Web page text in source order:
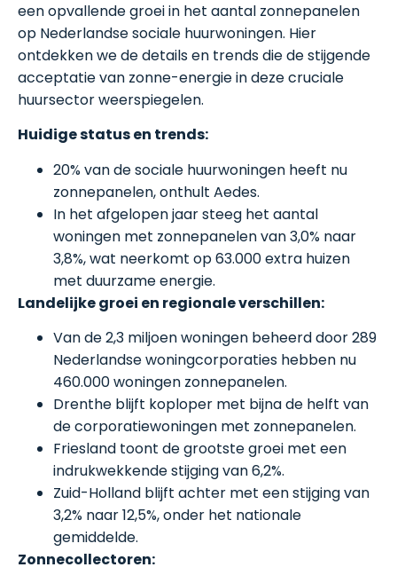
een opvallende groei in het aantal zonnepanelen
op Nederlandse sociale huurwoningen. Hier
ontdekken we de details en trends die de stijgende
acceptatie van zonne-energie in deze cruciale
huursector weerspiegelen.
Huidige status en trends:
20% van de sociale huurwoningen heeft nu
zonnepanelen, onthult Aedes.
In het afgelopen jaar steeg het aantal
woningen met zonnepanelen van 3,0% naar
3,8%, wat neerkomt op 63.000 extra huizen
met duurzame energie.
Landelijke groei en regionale verschillen:
Van de 2,3 miljoen woningen beheerd door 289
Nederlandse woningcorporaties hebben nu
460.000 woningen zonnepanelen.
Drenthe blijft koploper met bijna de helft van
de corporatiewoningen met zonnepanelen.
Friesland toont de grootste groei met een
indrukwekkende stijging van 6,2%.
Zuid-Holland blijft achter met een stijging van
3,2% naar 12,5%, onder het nationale
gemiddelde.
Zonnecollectoren: